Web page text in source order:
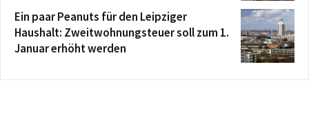
Ein paar Peanuts für den Leipziger
Haushalt: Zweitwohnungsteuer soll zum 1.
Januar erhöht werden